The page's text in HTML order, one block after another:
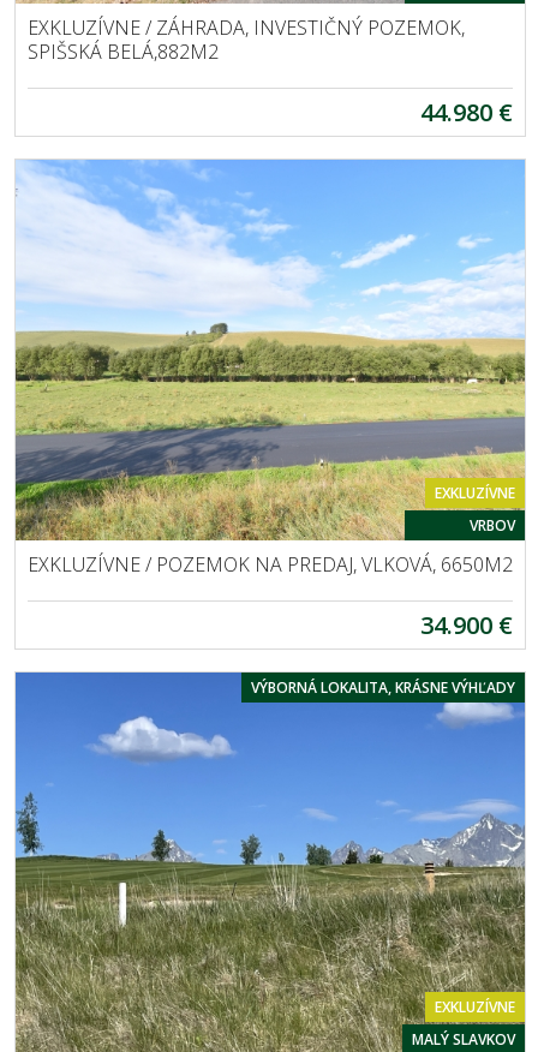
EXKLUZÍVNE / ZÁHRADA, INVESTIČNÝ POZEMOK,
SPIŠSKÁ BELÁ,882M2
44.980 €
EXKLUZÍVNE
VRBOV
EXKLUZÍVNE / POZEMOK NA PREDAJ, VLKOVÁ, 6650M2
34.900 €
VÝBORNÁ LOKALITA, KRÁSNE VÝHĽADY
EXKLUZÍVNE
MALÝ SLAVKOV